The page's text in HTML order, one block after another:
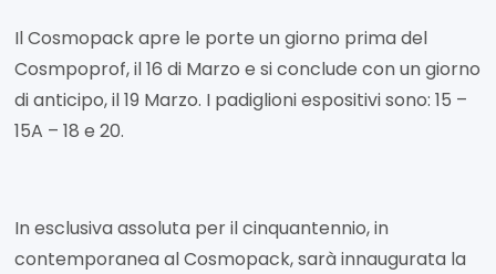
Il Cosmopack apre le porte un giorno prima del
Cosmpoprof, il 16 di Marzo e si conclude con un giorno
di anticipo, il 19 Marzo. I padiglioni espositivi sono: 15 –
15A – 18 e 20.
In esclusiva assoluta per il cinquantennio, in
contemporanea al Cosmopack, sarà innaugurata la